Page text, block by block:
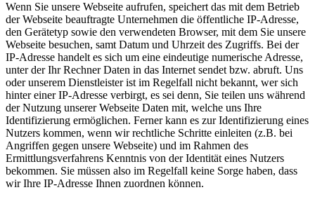
Wenn Sie unsere Webseite aufrufen, speichert das mit dem Betrieb
der Webseite beauftragte Unternehmen die öffentliche IP-Adresse,
den Gerätetyp sowie den verwendeten Browser, mit dem Sie unsere
Webseite besuchen, samt Datum und Uhrzeit des Zugriffs. Bei der
IP-Adresse handelt es sich um eine eindeutige numerische Adresse,
unter der Ihr Rechner Daten in das Internet sendet bzw. abruft. Uns
oder unserem Dienstleister ist im Regelfall nicht bekannt, wer sich
hinter einer IP-Adresse verbirgt, es sei denn, Sie teilen uns während
der Nutzung unserer Webseite Daten mit, welche uns Ihre
Identifizierung ermöglichen. Ferner kann es zur Identifizierung eines
Nutzers kommen, wenn wir rechtliche Schritte einleiten (z.B. bei
Angriffen gegen unsere Webseite) und im Rahmen des
Ermittlungsverfahrens Kenntnis von der Identität eines Nutzers
bekommen. Sie müssen also im Regelfall keine Sorge haben, dass
wir Ihre IP-Adresse Ihnen zuordnen können.